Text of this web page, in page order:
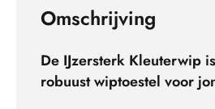
Omschrijving
De IJzersterk Kleuterwip
robuust wiptoestel voor